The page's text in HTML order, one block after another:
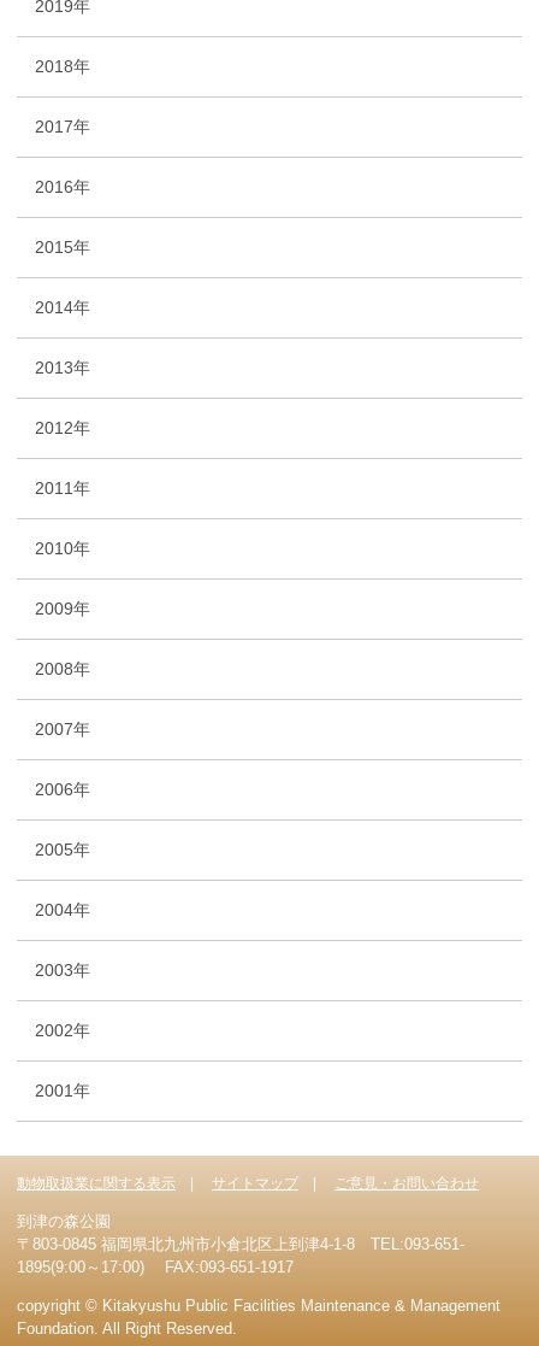
2019年
2018年
2017年
2016年
2015年
2014年
2013年
2012年
2011年
2010年
2009年
2008年
2007年
2006年
2005年
2004年
2003年
2002年
2001年
動物取扱業に関する表示 サイトマップ ご意見・お問い合わせ
到津の森公園
〒803-0845 福岡県北九州市小倉北区上到津4-1-8 TEL:093-651-
1895(9:00～17:00) FAX:093-651-1917
copyright © Kitakyushu Public Facilities Maintenance & Management
Foundation. All Right Reserved.